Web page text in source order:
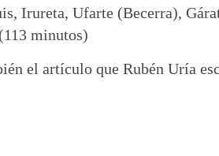
Irureta, Ufarte (Becerra),
minutos)
el artículo que Rubén Uría